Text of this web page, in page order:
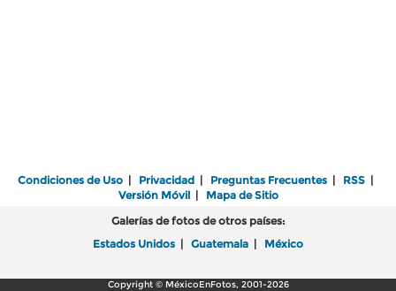
Condiciones de Uso | Privacidad | Preguntas Frecuentes | RSS |
Versión Móvil| Mapa de Sitio
Galerías de fotos de otros países:
Estados Unidos | Guatemala | México
Copyright © MéxicoEnFotos, 2001-2026